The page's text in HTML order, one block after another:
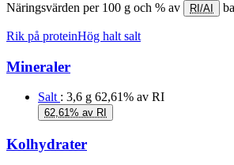
Näringsvärden per 100 g och % av RI/AI
Rik på proteinHög halt salt
Mineraler
Salt : 3,6 g 62,61% av RI
62,61% av RI
Kolhydrater